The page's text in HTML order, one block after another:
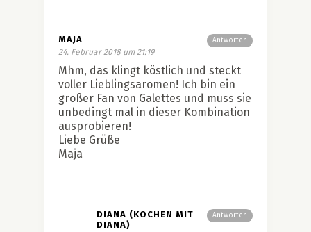
Antworten
MAJA
24. Februar 2018 um 21:19
Mhm, das klingt köstlich und steckt
voller Lieblingsaromen! Ich bin ein
großer Fan von Galettes und muss sie
unbedingt mal in dieser Kombination
ausprobieren!
Liebe Grüße
Maja
Antworten
DIANA (KOCHEN MIT
DIANA)